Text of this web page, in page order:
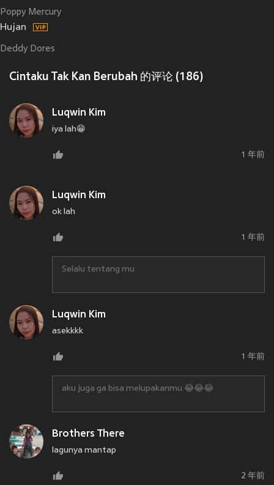
Poppy Mercury
Hujan
Deddy Dores
Cintaku Tak Kan Berubah 的评论 (186)
Luqwin Kim
iya lah😁
1 年前
Luqwin Kim
ok lah
1 年前
Selalu tentang mu
Luqwin Kim
asekkkk
1 年前
aku juga ga bisa melupakanmu 😂😂😂
Brothers There
lagunya mantap
2 年前